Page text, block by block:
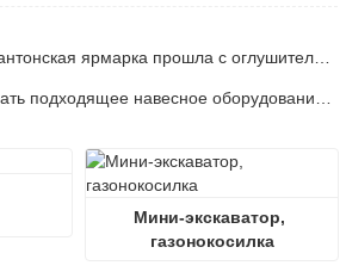
Мини-экскаватор,
газонокосилка